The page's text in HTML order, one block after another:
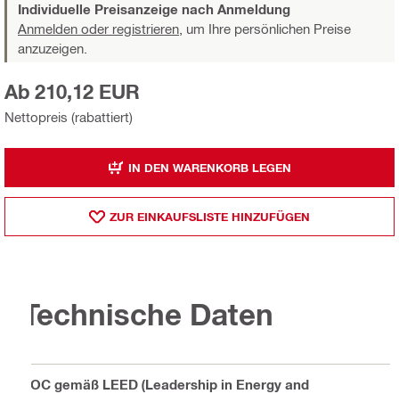
Individuelle Preisanzeige nach Anmeldung
Anmelden oder registrieren, um Ihre persönlichen Preise
anzuzeigen.
Nettopreis (rabattiert)
Ab 210,12 EUR
IN DEN WARENKORB LEGEN
ZUR EINKAUFSLISTE HINZUFÜGEN
Technische Daten
VOC gemäß LEED (Leadership in Energy and